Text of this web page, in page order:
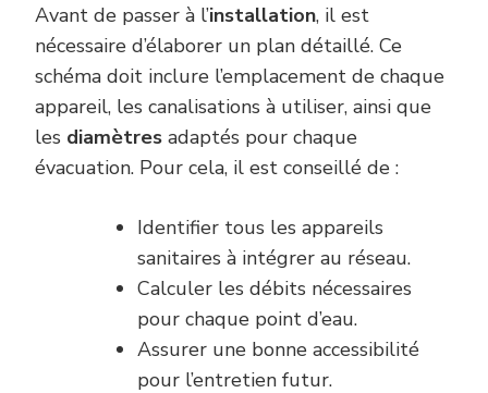
Avant de passer à l’installation, il est
nécessaire d’élaborer un plan détaillé. Ce
schéma doit inclure l’emplacement de chaque
appareil, les canalisations à utiliser, ainsi que
les diamètres adaptés pour chaque
évacuation. Pour cela, il est conseillé de :
Identifier tous les appareils
sanitaires à intégrer au réseau.
Calculer les débits nécessaires
pour chaque point d’eau.
Assurer une bonne accessibilité
pour l’entretien futur.